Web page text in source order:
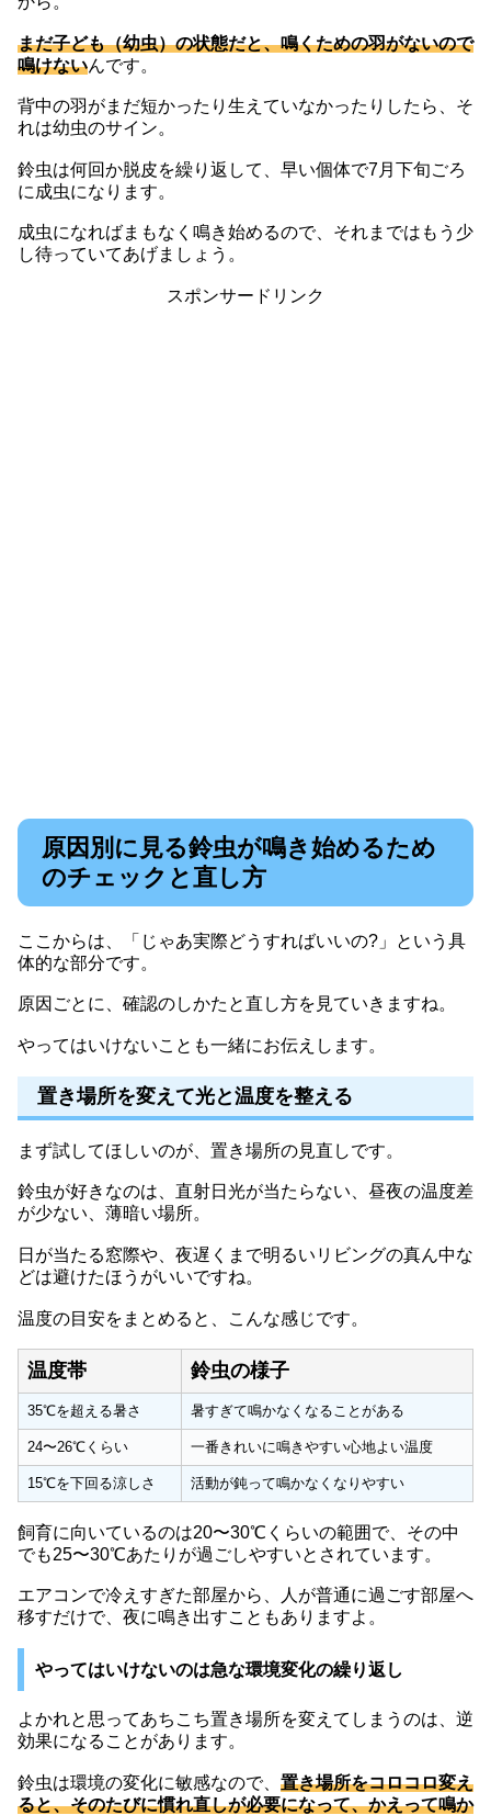
まだ子ども（幼虫）の状態だと、鳴くための羽がないので
鳴けないんです。
背中の羽がまだ短かったり生えていなかったりしたら、そ
れは幼虫のサイン。
鈴虫は何回か脱皮を繰り返して、早い個体で7月下旬ごろ
に成虫になります。
成虫になればまもなく鳴き始めるので、それまではもう少
し待っていてあげましょう。
スポンサードリンク
原因別に見る鈴虫が鳴き始めるため
のチェックと直し方
ここからは、「じゃあ実際どうすればいいの?」という具
体的な部分です。
原因ごとに、確認のしかたと直し方を見ていきますね。
やってはいけないことも一緒にお伝えします。
置き場所を変えて光と温度を整える
まず試してほしいのが、置き場所の見直しです。
鈴虫が好きなのは、直射日光が当たらない、昼夜の温度差
が少ない、薄暗い場所。
日が当たる窓際や、夜遅くまで明るいリビングの真ん中な
どは避けたほうがいいですね。
温度の目安をまとめると、こんな感じです。
温度帯 鈴虫の様子
35℃を超える暑さ 暑すぎて鳴かなくなることがある
24〜26℃くらい 一番きれいに鳴きやすい心地よい温度
15℃を下回る涼しさ 活動が鈍って鳴かなくなりやすい
飼育に向いているのは20〜30℃くらいの範囲で、その中
でも25〜30℃あたりが過ごしやすいとされています。
エアコンで冷えすぎた部屋から、人が普通に過ごす部屋へ
移すだけで、夜に鳴き出すこともありますよ。
やってはいけないのは急な環境変化の繰り返し
よかれと思ってあちこち置き場所を変えてしまうのは、逆
効果になることがあります。
鈴虫は環境の変化に敏感なので、 置き場所をコロコロ変え
ると、そのたびに慣れ直しが必要になって、かえって鳴か